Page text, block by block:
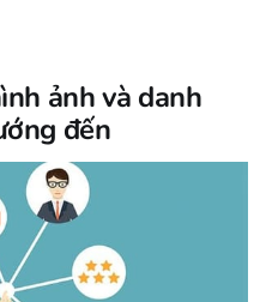
ảnh và danh
đến